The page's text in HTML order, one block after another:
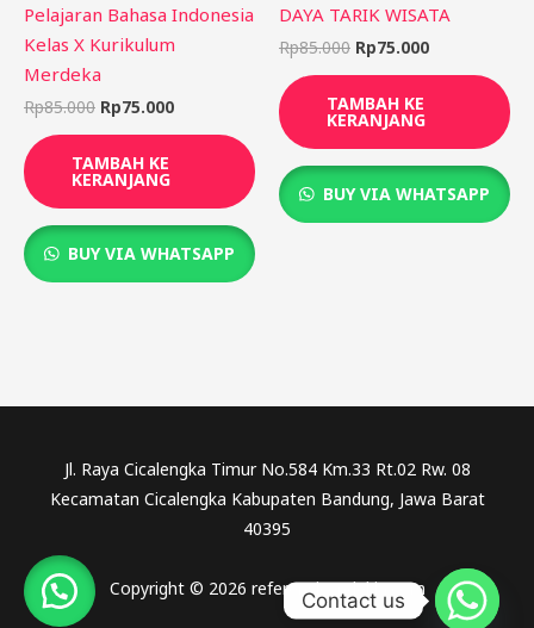
Pelajaran Bahasa Indonesia
Kelas X Kurikulum
Merdeka
Rp85.000 Rp75.000
TAMBAH KE
KERANJANG
BUY VIA WHATSAPP
DAYA TARIK WISATA
Rp85.000 Rp75.000
TAMBAH KE
KERANJANG
BUY VIA WHATSAPP
Jl. Raya Cicalengka Timur No.584 Km.33 Rt.02 Rw. 08
Kecamatan Cicalengka Kabupaten Bandung, Jawa Barat
40395
Copyright © 2026 referensicendekia.com
Contact us